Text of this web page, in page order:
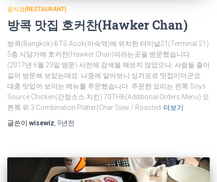
음식점(RESTAURANT)
방콕 맛집 호커찬(Hawker Chan)
방콕(Bangkok) BTS Asok(아속역)에 위치한 터미널21(Terminal 21)
5층 식당가에 호커찬(Hawker Chan)이라는곳을 방문했습니다.
(2017년 6월 23일 방문) 사전에 검색을 해보지 않았으나, 사람들 줄이
길어 방문해 보았는데요. 나중에 알아보니 싱가포르 맛집이더군요.
대충 맛있어 보이는 메뉴를 주문했습니다. 주문한 요리는 왼쪽 Soys
Source Chicken(간장소스 치킨) 70THB(Additional Orders Menu) 오
른쪽 위 3 Combination Platter(Char Siew / Roasted 더보기
글쓴이 wisewiz, 9년전